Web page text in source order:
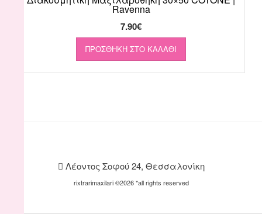
Ravenna
7.90€
ΠΡΟΣΘΉΚΗ ΣΤΟ ΚΑΛΆΘΙ
Λέοντος Σοφού 24, Θεσσαλονίκη
rixtrarimaxilari ©2026 *all rights reserved